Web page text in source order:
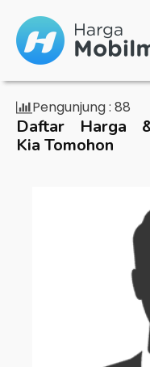
Pengunjung : 88
Daftar Harga
Kia Tomohon